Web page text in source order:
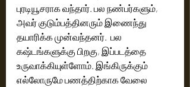
புரடியூசராக வந்தார். பல நண்பர்களும்,
அவர் குடும்பத்தினரும் இணைந்து
தயாரிக்க முன்வந்தனர்.  பல
கஷ்டங்களுக்கு பிறகு, இப்படத்தை
உருவாக்கியுள்ளோம். இங்கிருக்கும்
எல்லோருமே பணத்திற்காக வேலை